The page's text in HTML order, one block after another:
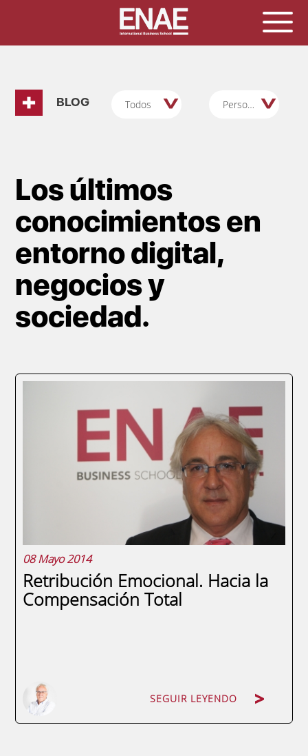
BLOG Todos Personas/RRHH
Los últimos
conocimientos en
entorno digital,
negocios y
sociedad.
08 Mayo 2014
Retribución Emocional. Hacia la
Compensación Total
SEGUIR LEYENDO